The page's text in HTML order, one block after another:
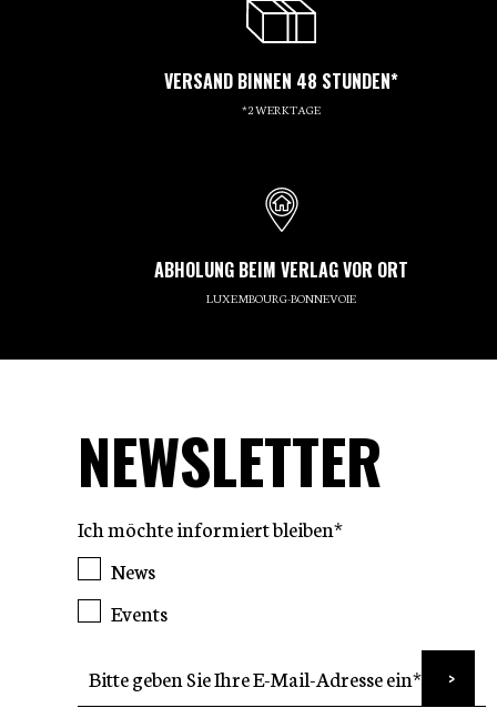
VERSAND BINNEN 48 STUNDEN*
*2 WERKTAGE
ABHOLUNG BEIM VERLAG VOR ORT
LUXEMBOURG-BONNEVOIE
NEWSLETTER
Ich möchte informiert bleiben*
News
Events